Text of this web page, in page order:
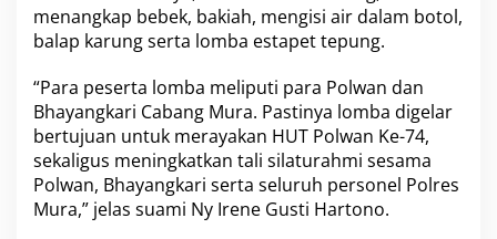
menangkap bebek, bakiah, mengisi air dalam botol,
balap karung serta lomba estapet tepung.
“Para peserta lomba meliputi para Polwan dan
Bhayangkari Cabang Mura. Pastinya lomba digelar
bertujuan untuk merayakan HUT Polwan Ke-74,
sekaligus meningkatkan tali silaturahmi sesama
Polwan, Bhayangkari serta seluruh personel Polres
Mura,” jelas suami Ny Irene Gusti Hartono.